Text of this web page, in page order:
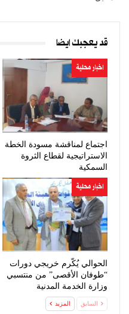
قد يعجبك ايضا
اخبار محلية
اجتماع لمناقشة مسودة الخطة
الاستراتيجية لقطاع الثروة
السمكية
اخبار محلية
الحوالي يُكّرم خريجي دورات
“طوفان الأقصى” من منتسبي
وزارة الخدمة المدنية
السابق المزيد